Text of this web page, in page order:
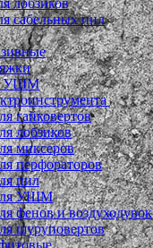
лобзиков
сабельных пил
УШМ
гайковертов
лобзиков
миксеров
перфораторов
пил
УШМ
фенов и воздуходувок
шуруповертов